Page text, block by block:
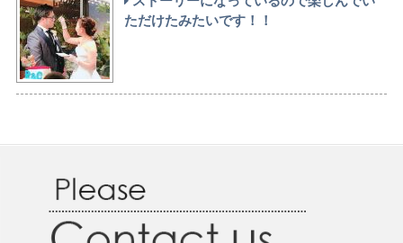
ただけたみたいです！！